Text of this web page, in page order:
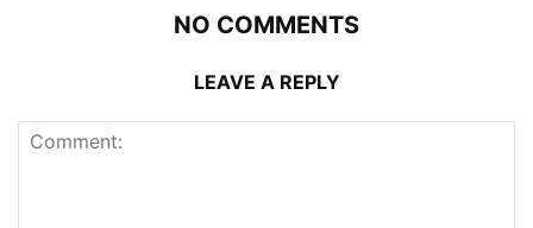
NO COMMENTS
LEAVE A REPLY